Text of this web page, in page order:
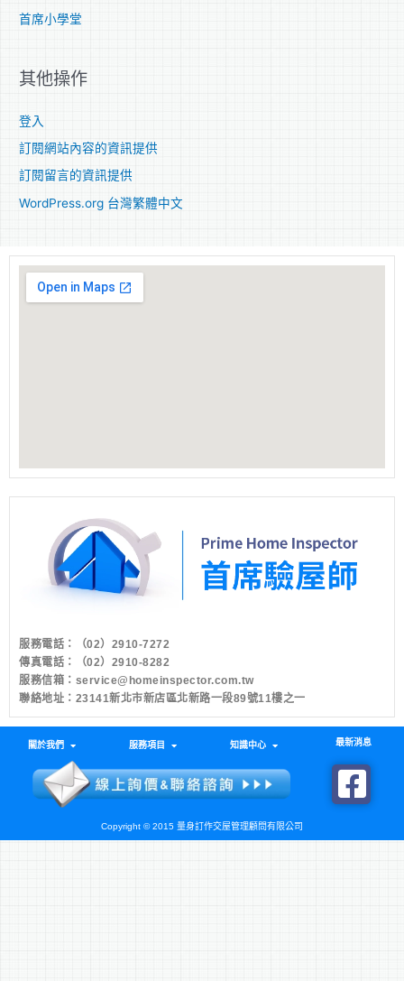
首席小學堂
其他操作
登入
訂閱網站內容的資訊提供
訂閱留言的資訊提供
WordPress.org 台灣繁體中文
服務電話：
（02）2910-7272
傳真電話：（02）2910-8282
服務信箱： service@homeinspector.com.tw
聯絡地址：23141新北市新店區北新路一段89號11樓之一
關於我們 服務項目 知識中心 最新消息
Copyright © 2015 量身訂作交屋管理顧問有限公司